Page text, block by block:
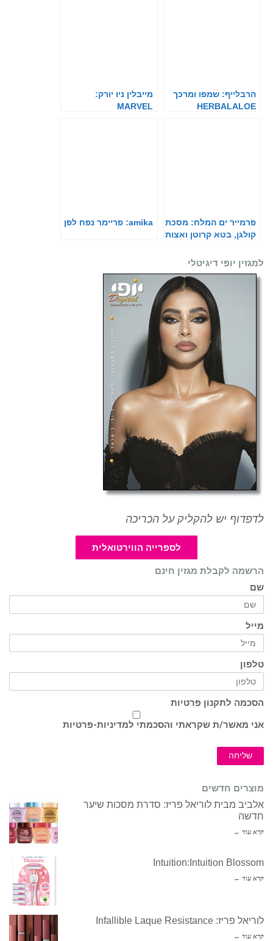
הרבלייף: שמפו ומרכך
HERBALALOE
מייבלין ניו יורק:
MARVEL
פרמייר ים המלח: מסכת
קולגן, בטא קרוטן ואצות
amika: פריימר נפח לפן
למגזין יופי דיגיטלי
לדפדוף יש להקליק על הכריכה
לספרייה הווירטואלית
הרשמה לקבלת מגזין חינם
שם
מייל
טלפון
הסכמה לתקנון פרטיות
אני מאשר/ת שקראתי והסכמתי למדיניות-פרטיות
שליחה
מוצרים חדשים
אלביב מבית לוריאל פריז: סדרת מסכות שיער
חדשה
קרא עוד ←
Intuition:Intuition Blossom
קרא עוד ←
לוריאל פריז: Infallible Laque Resistance
קרא עוד ←